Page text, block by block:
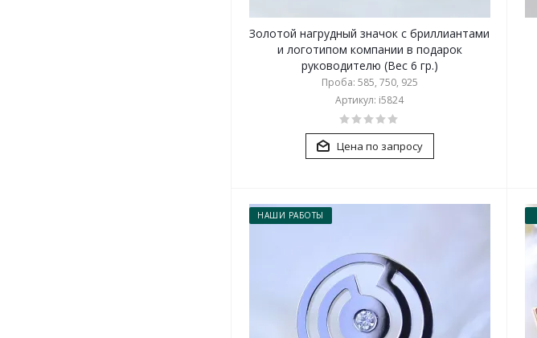
Золотой нагрудный значок с бриллиантами
и логотипом компании в подарок
руководителю (Вес 6 гр.)
Проба: 585, 750, 925
Артикул: i5824
Цена по запросу
НАШИ РАБОТЫ